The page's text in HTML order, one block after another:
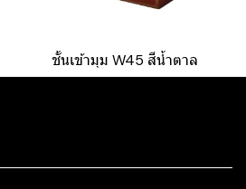
ชั้นเข้ามุม W45 สีน้ำตาล